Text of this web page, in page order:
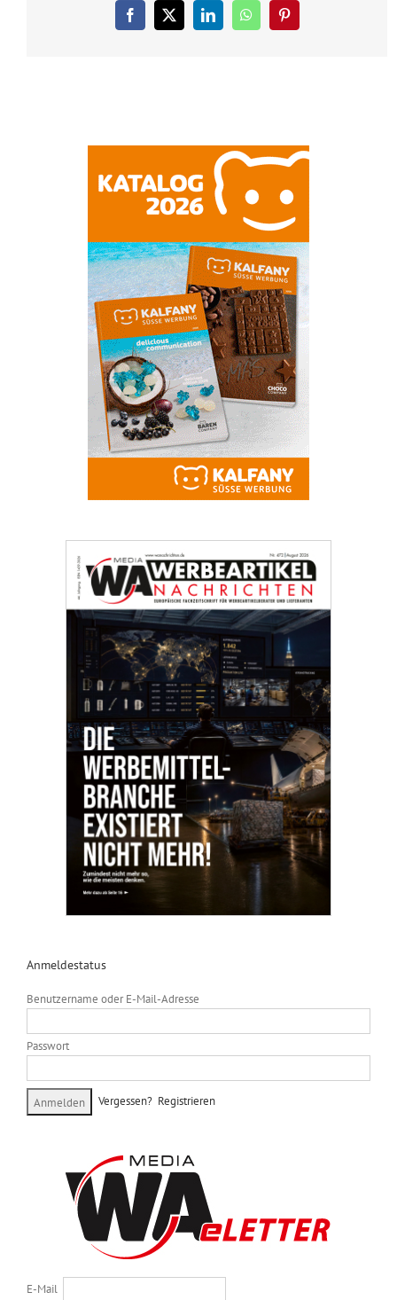
Facebook
X LinkedInWhatsAppPinterest
Anmeldestatus
Benutzername oder E-Mail-Adresse
Passwort
Vergessen? Registrieren
E-Mail